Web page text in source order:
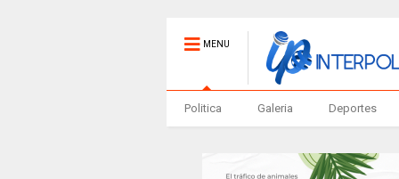
MENU
Politica Galeria Deportes